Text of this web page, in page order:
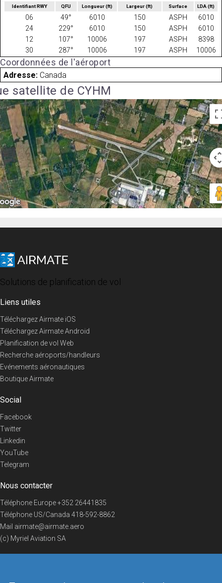
Identifiant RWY QFU Longueur(ft) Largeur(ft) Surface LDA(ft)
06 49° 6010 150 ASPH
6010
24
229° 6010 150 ASPH
6010
12
107° 10006 197 ASPH
8398
30
287° 10006 197 ASPH 10006
Coordonnées de l'aéroport
Adresse: Canada
satellite de CYHM
Solutions de planification de vol
Liens utiles
Téléchargez Airmate iOS
Téléchargez Airmate Android
Planification de vol Web
Recherche aéroports/handleurs
Evénements aéronautiques
Boutique Airmate
Social
Facebook
Twitter
Linkedin
YouTube
Telegram
Nous contacter
Téléphone Europe+352 26441835
Téléphone US/Canada 418-592-8862
Mail airmate@airmate.aero
(c) Myriel Aviation SA